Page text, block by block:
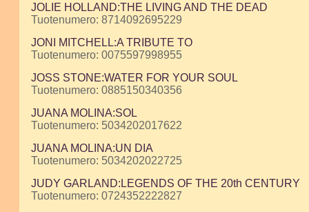
JOLIE HOLLAND:THE LIVING AND THE DEAD
Tuotenumero: 8714092695229
JONI MITCHELL:A TRIBUTE TO
Tuotenumero: 0075597998955
JOSS STONE:WATER FOR YOUR SOUL
Tuotenumero: 0885150340356
JUANA MOLINA:SOL
Tuotenumero: 5034202017622
JUANA MOLINA:UN DIA
Tuotenumero: 5034202022725
JUDY GARLAND:LEGENDS OF THE 20th CENTURY
Tuotenumero: 0724352222827